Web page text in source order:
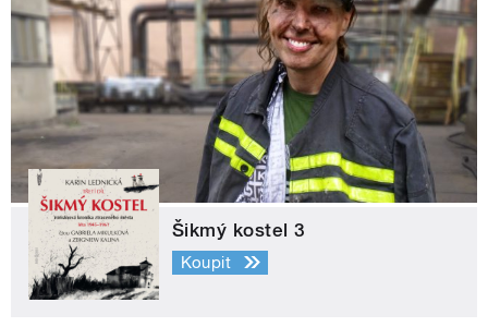
Šikmý kostel 3
Koupit